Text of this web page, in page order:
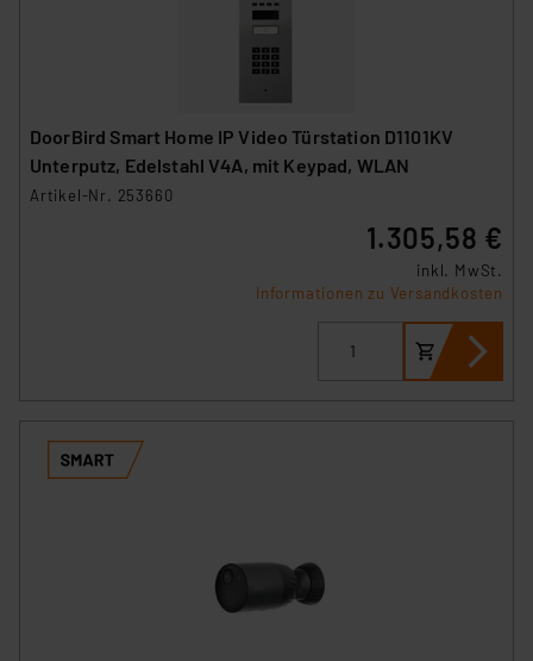
DoorBird Smart Home IP Video Türstation D1101KV
Unterputz, Edelstahl V4A, mit Keypad, WLAN
Artikel-Nr. 253660
1.305,58 €
inkl. MwSt.
Informationen zu Versandkosten